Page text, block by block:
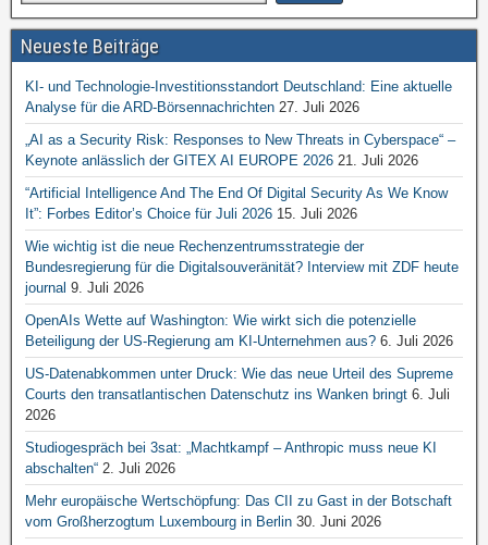
Neueste Beiträge
KI- und Technologie-Investitionsstandort Deutschland: Eine aktuelle
Analyse für die ARD-Börsennachrichten 27. Juli 2026
„AI as a Security Risk: Responses to New Threats in Cyberspace“ –
Keynote anlässlich der GITEX AI EUROPE 2026 21. Juli 2026
“Artificial Intelligence And The End Of Digital Security As We Know
It”: Forbes Editor’s Choice für Juli 2026 15. Juli 2026
Wie wichtig ist die neue Rechenzentrumsstrategie der
Bundesregierung für die Digitalsouveränität? Interview mit ZDF heute
journal 9. Juli 2026
OpenAIs Wette auf Washington: Wie wirkt sich die potenzielle
Beteiligung der US-Regierung am KI-Unternehmen aus? 6. Juli 2026
US-Datenabkommen unter Druck: Wie das neue Urteil des Supreme
Courts den transatlantischen Datenschutz ins Wanken bringt 6. Juli
2026
Studiogespräch bei 3sat: „Machtkampf – Anthropic muss neue KI
abschalten“ 2. Juli 2026
Mehr europäische Wertschöpfung: Das CII zu Gast in der Botschaft
vom Großherzogtum Luxembourg in Berlin 30. Juni 2026